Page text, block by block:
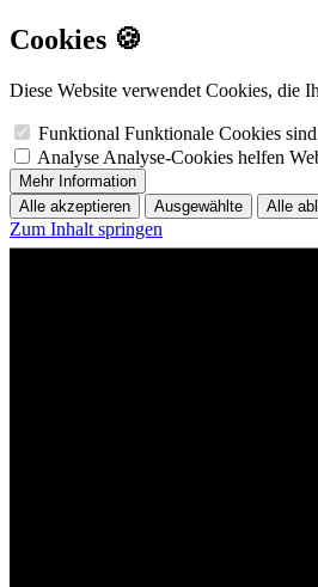
Cookies 🍪
Diese Website verwendet Cookies, die
Funktional Funktionale Cookies
Analyse Analyse-Cookies helfen
Mehr Information
Alle akzeptieren
Ausgewählte Alle
Zum Inhalt springen